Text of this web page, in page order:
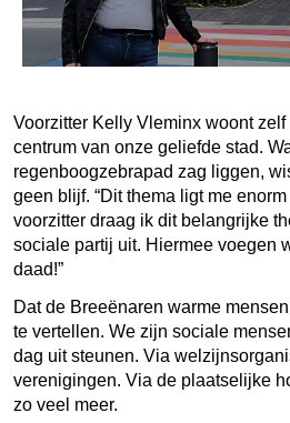
Voorzitter Kelly Vleminx woont
centrum van onze geliefde stad.
regenboogzebrapad zag liggen,
geen blijf. “Dit thema ligt me
voorzitter draag ik dit belangrijke
sociale partij uit. Hiermee voegen
daad!”
Dat de Breeënaren warme
te vertellen. We zijn sociale
dag uit steunen. Via
verenigingen. Via de plaatselijke
zo veel meer.